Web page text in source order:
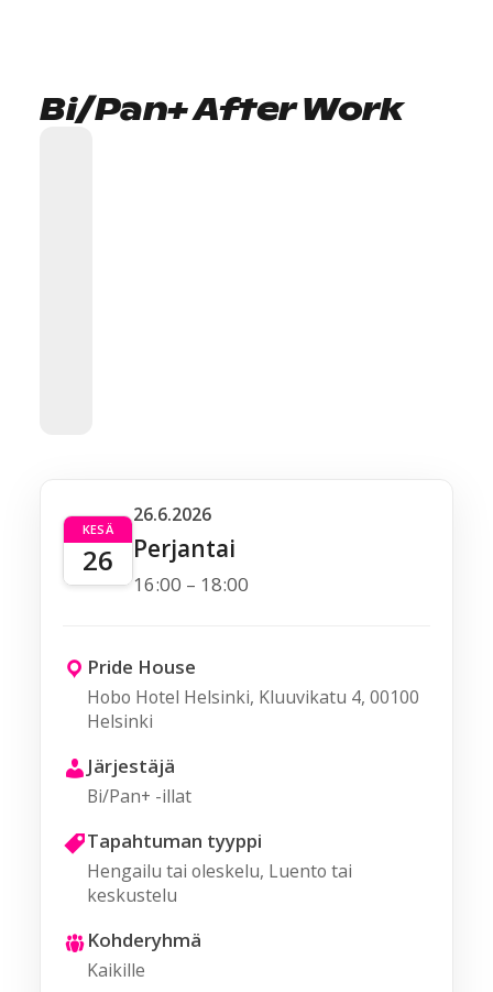
Bi/Pan+ After Work
KESÄ
26
26.6.2026
Perjantai
16:00 – 18:00
Pride House
Hobo Hotel Helsinki, Kluuvikatu 4, 00100
Helsinki
Järjestäjä
Bi/Pan+ -illat
Tapahtuman tyyppi
Hengailu tai oleskelu, Luento tai
keskustelu
Kohderyhmä
Kaikille